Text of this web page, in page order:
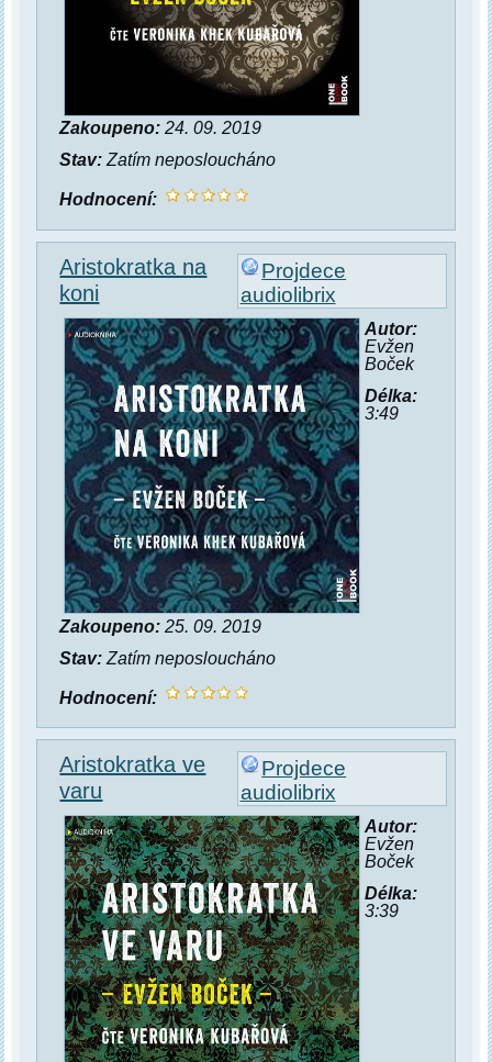
Zakoupeno: 24. 09. 2019
Stav:Zatím neposloucháno
Hodnocení:
Projdece
audiolibrix
Aristokratka na
koni
Autor:
Evžen
Boček
Délka:
3:49
Zakoupeno: 25. 09. 2019
Stav: Zatím neposloucháno
Hodnocení:
Projdece
audiolibrix
Aristokratka ve
varu
Autor:
Evžen
Boček
Délka:
3:39